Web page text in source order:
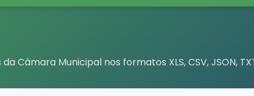
Câmara Municipal nos formatos XLS, CSV, JSON,